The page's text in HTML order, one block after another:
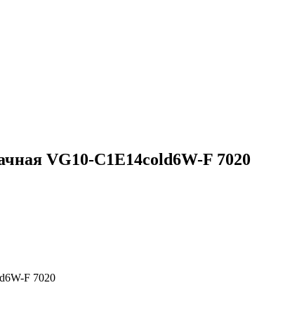
VG10-C1E14cold6W-F 7020
F 7020